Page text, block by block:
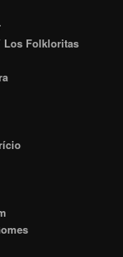
Los Folkloritas